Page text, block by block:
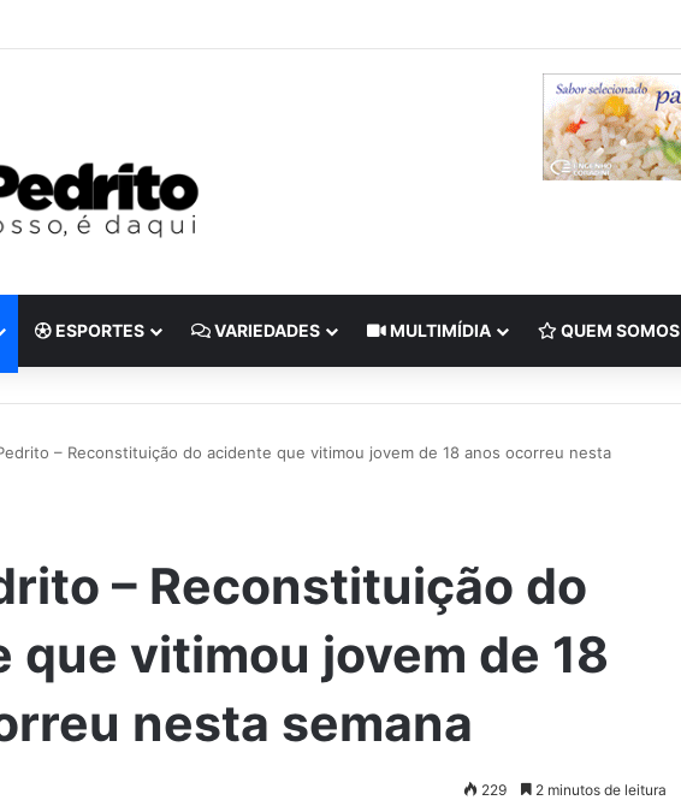
ESPORTES VARIEDADES MULTIMÍDIA QUEM SOMOS
– Reconstituição do acidente que vitimou jovem de 18 anos ocorreu nesta
– Reconstituição do
que vitimou jovem de 18
nesta semana
229 2 minutos de leitura